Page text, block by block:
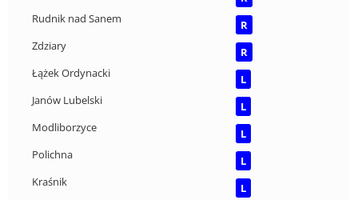
Rudnik nad Sanem
R
Zdziary
R
Łążek Ordynacki
L
Janów Lubelski
L
Modliborzyce
L
Polichna
L
Kraśnik
L